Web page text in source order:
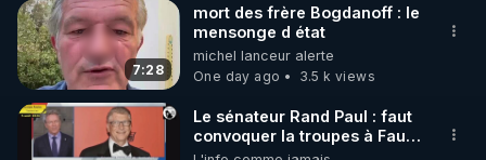
Toutes les vidéos Youtube sont aussi sur la
http://rgnr.li/odysee
🌱 LES STAGES EN PRÉSENTIEL
7:28
mort des frère Bogdanoff : le
mensonge d état
michel lanceur alerte
One day ago
3.5 k views
Le sénateur Rand Paul : faut
convoquer la troupes à Fauci
puis Bille gates, famille